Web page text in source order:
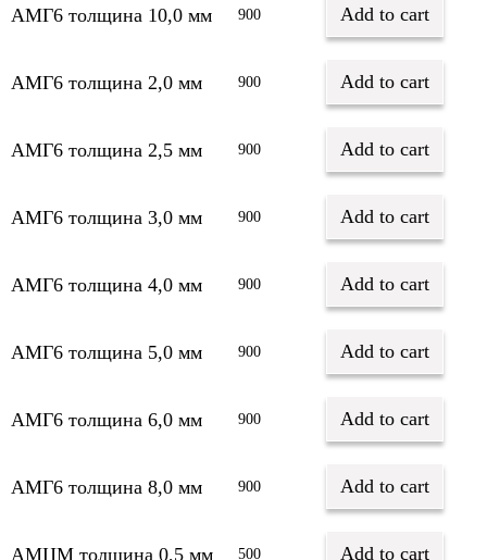
АМГ6 толщина 10,0 мм 900 Add to cart
АМГ6 толщина 2,0 мм 900 Add to cart
АМГ6 толщина 2,5 мм 900 Add to cart
АМГ6 толщина 3,0 мм 900 Add to cart
АМГ6 толщина 4,0 мм 900 Add to cart
АМГ6 толщина 5,0 мм 900 Add to cart
АМГ6 толщина 6,0 мм 900 Add to cart
АМГ6 толщина 8,0 мм 900 Add to cart
АМЦМ толщина 0,5 мм 500 Add to cart